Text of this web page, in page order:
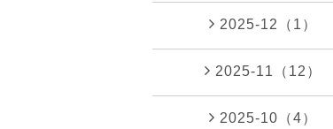
2025-12（1）
2025-11（12）
2025-10（4）